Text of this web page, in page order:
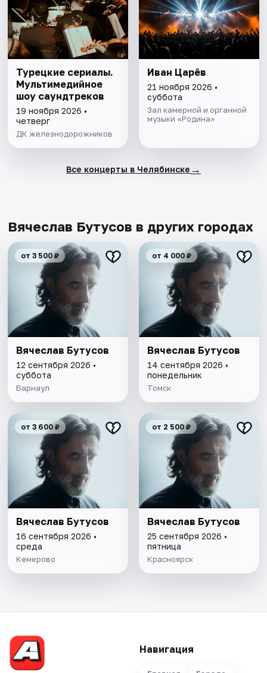
Турецкие сериалы.
Мультимедийное
шоу саундтреков
19 ноября 2026 •
четверг
ДК железнодорожников
Иван Царёв
21 ноября 2026 •
суббота
Зал камерной и органной
музыки «Родина»
Все концерты в Челябинске →
Вячеслав Бутусов в других городах
от 3 500 ₽
Вячеслав Бутусов
12 сентября 2026 •
суббота
Барнаул
от 4 000 ₽
Вячеслав Бутусов
14 сентября 2026 •
понедельник
Томск
от 3 600 ₽
Вячеслав Бутусов
16 сентября 2026 •
среда
Кемерово
от 2 500 ₽
Вячеслав Бутусов
25 сентября 2026 •
пятница
Красноярск
Навигация